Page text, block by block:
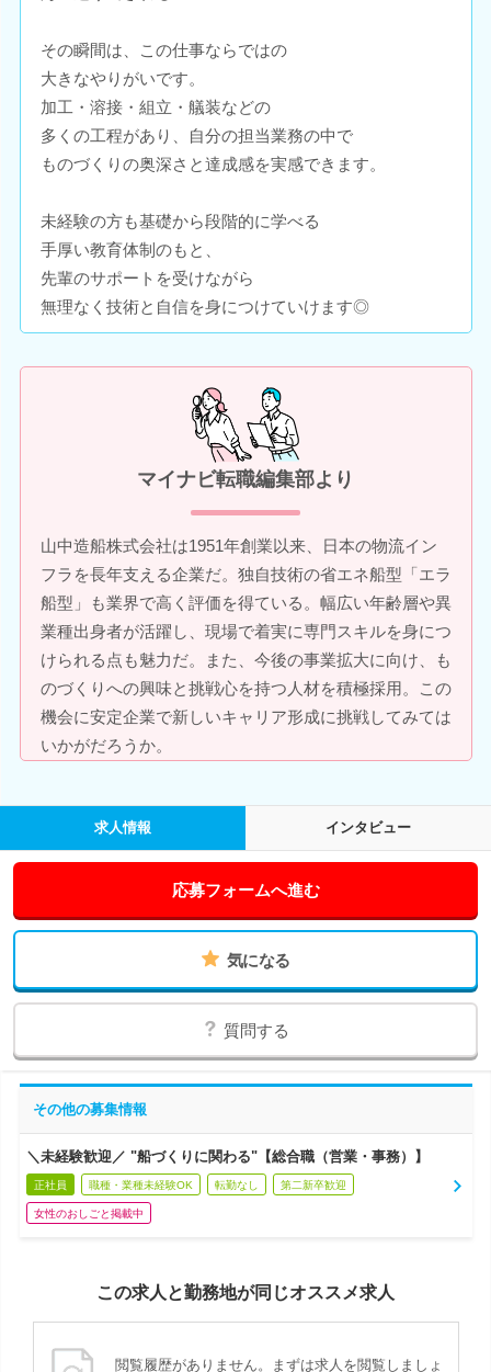
その瞬間は、この仕事ならではの
大きなやりがいです。
加工・溶接・組立・艤装などの
多くの工程があり、自分の担当業務の中で
ものづくりの奥深さと達成感を実感できます。
未経験の方も基礎から段階的に学べる
手厚い教育体制のもと、
先輩のサポートを受けながら
無理なく技術と自信を身につけていけます◎
マイナビ転職編集部より
山中造船株式会社は1951年創業以来、日本の物流イン
フラを長年支える企業だ。独自技術の省エネ船型「エラ
船型」も業界で高く評価を得ている。幅広い年齢層や異
業種出身者が活躍し、現場で着実に専門スキルを身につ
けられる点も魅力だ。また、今後の事業拡大に向け、も
のづくりへの興味と挑戦心を持つ人材を積極採用。この
機会に安定企業で新しいキャリア形成に挑戦してみては
いかがだろうか。
求人情報 インタビュー
応募フォームへ進む
気になる
質問する
その他の募集情報
＼未経験歓迎／ "船づくりに関わる"【総合職（営業・事務）】
正社員 職種・業種未経験OK 転勤なし 第二新卒歓迎
女性のおしごと掲載中
この求人と勤務地が同じオススメ求人
閲覧履歴がありません。まずは求人を閲覧しましょ